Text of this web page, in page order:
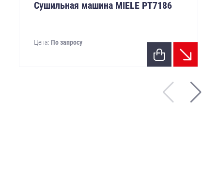
Сушильная машина MIELE PТ7186
Цена: По запросу